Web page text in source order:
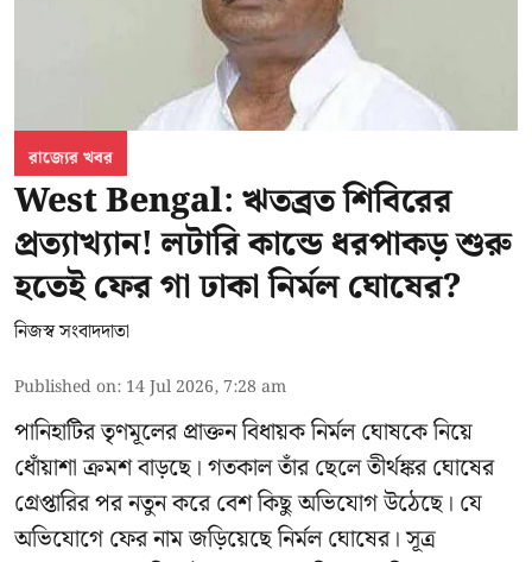
রাজ্যের খবর
West Bengal: ঋতব্রত শিবিরের
প্রত্যাখ্যান! লটারি কান্ডে ধরপাকড় শুরু
হতেই ফের গা ঢাকা নির্মল ঘোষের?
নিজস্ব সংবাদদাতা
Published on: 14 Jul 2026, 7:28 am
পানিহাটির তৃণমূলের প্রাক্তন বিধায়ক নির্মল ঘোষকে নিয়ে
ধোঁয়াশা ক্রমশ বাড়ছে। গতকাল তাঁর ছেলে তীর্থঙ্কর ঘোষের
গ্রেপ্তারির পর নতুন করে বেশ কিছু অভিযোগ উঠেছে। যে
অভিযোগে ফের নাম জড়িয়েছে নির্মল ঘোষের। সূত্র